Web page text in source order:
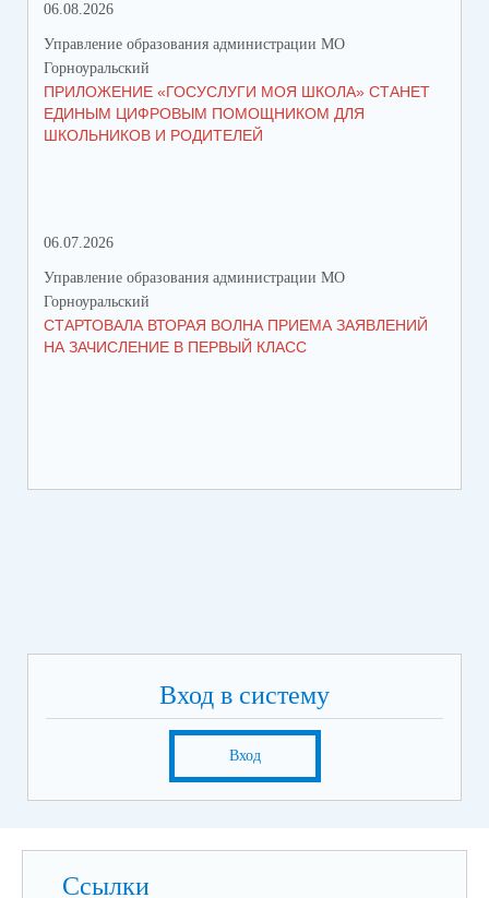
06.08.2026
Управление образования администрации МО
Горноуральский
ПРИЛОЖЕНИЕ «ГОСУСЛУГИ МОЯ ШКОЛА» СТАНЕТ
ЕДИНЫМ ЦИФРОВЫМ ПОМОЩНИКОМ ДЛЯ
ШКОЛЬНИКОВ И РОДИТЕЛЕЙ
06.07.2026
Управление образования администрации МО
Горноуральский
СТАРТОВАЛА ВТОРАЯ ВОЛНА ПРИЕМА ЗАЯВЛЕНИЙ
НА ЗАЧИСЛЕНИЕ В ПЕРВЫЙ КЛАСС
Вход в систему
Вход
Ссылки